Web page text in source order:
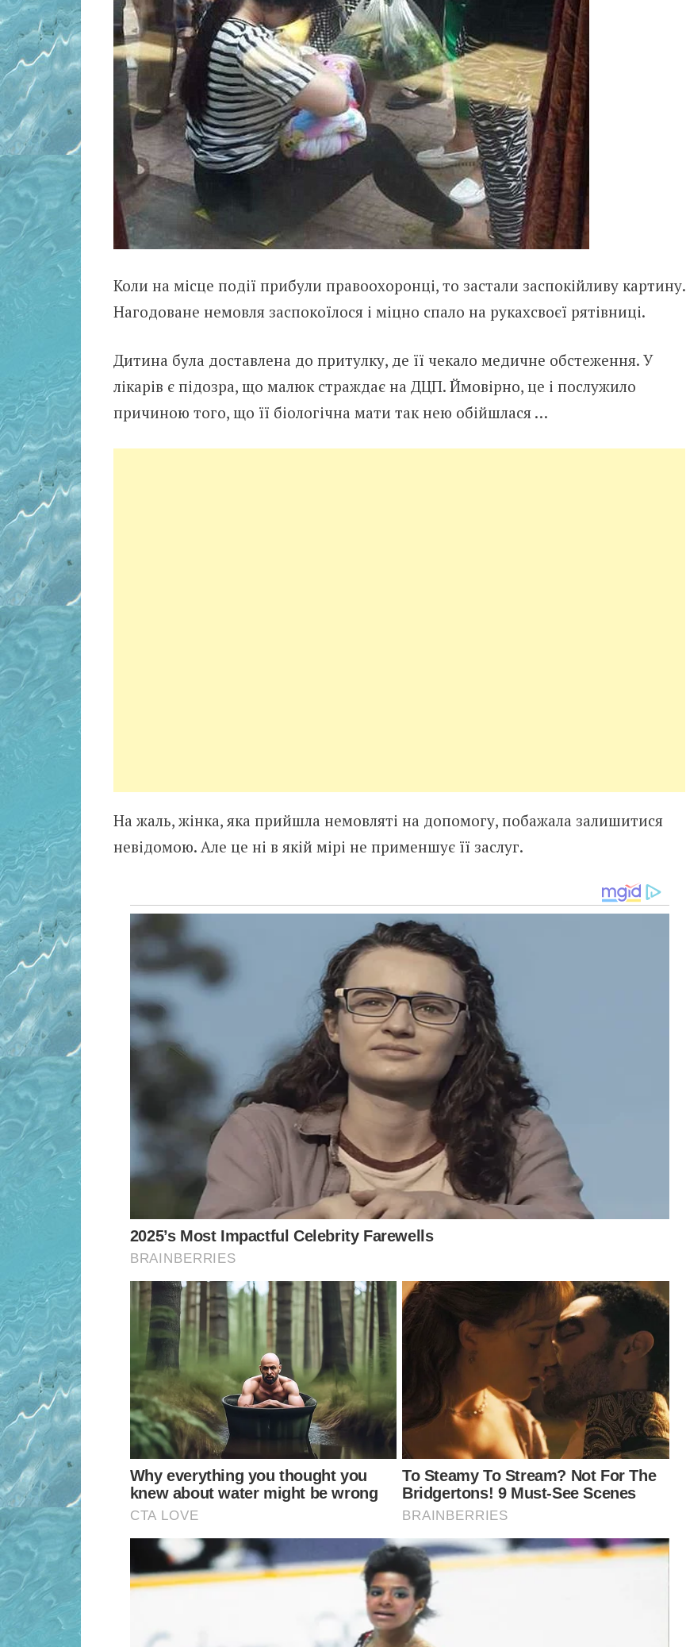
Коли на місце події прибули правоохоронці, то застали заспокійливу картину.
Нагодоване немовля заспокоїлося і міцно спало на рукахсвоєї рятівниці.
Дитина була доставлена ​​до притулку, де її чекало медичне обстеження. У
лікарів є підозра, що малюк страждає на ДЦП. Ймовірно, це і послужило
причиною того, що її біологічна мати так нею обійшлася …
На жаль, жінка, яка прийшла немовляті на допомогу, побажала залишитися
невідомою. Але це ні в якій мірі не применшує її заслуг.